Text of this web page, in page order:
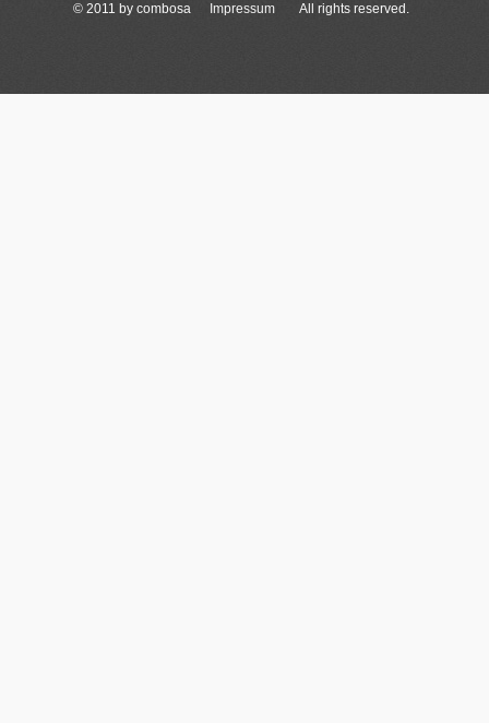
© 2011 by combosa Impressum All rights reserved.